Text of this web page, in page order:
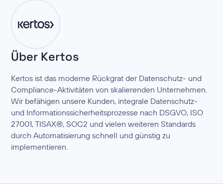
Über Kertos
Kertos ist das moderne Rückgrat der Datenschutz- und
Compliance-Aktivitäten von skalierenden Unternehmen.
Wir befähigen unsere Kunden, integrale Datenschutz-
und Informationssicherheitsprozesse nach DSGVO, ISO
27001, TISAX®, SOC2 und vielen weiteren Standards
durch Automatisierung schnell und günstig zu
implementieren.